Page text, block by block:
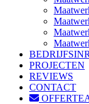
PROJECTEN
REVIEWS
CONTACT